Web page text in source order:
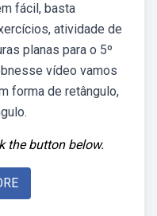
fácil, basta
atividade de
planas para o 5º
vídeo vamos
forma de retângulo,
the button below.